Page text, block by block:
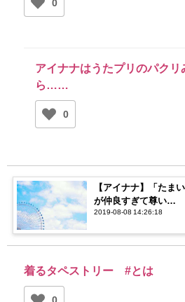
0
アイナナはうたプリのパクリ
ら……
0
【アイナナ】「たま
が仲良すぎて尊い…
2019-08-08 14:26:18
着るタペストリー #とは
0